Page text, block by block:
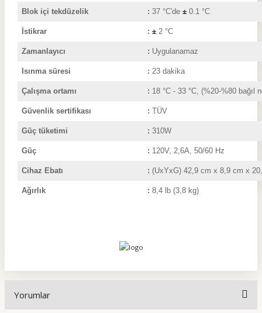
Blok içi tekdüzelik : 37 °C'de ± 0.1 °C
İstikrar : ± 2 °C
Zamanlayıcı : Uygulanamaz
Isınma süresi : 23 dakika
Çalışma ortamı : 18 °C - 33 °C, (%20-%80 bağıl
Güvenlik sertifikası : TÜV
Güç tüketimi : 310W
Güç : 120V, 2,6A, 50/60 Hz
Cihaz Ebatı : (UxYxG) 42,9 cm x 8,9 cm x
Ağırlık : 8,4 lb (3,8 kg)
Yorumlar